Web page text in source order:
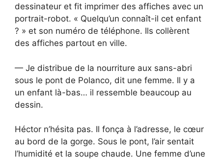
dessinateur et fit imprimer des affiches avec un
portrait-robot. « Quelqu’un connaît-il cet enfant
? » et son numéro de téléphone. Ils collèrent
des affiches partout en ville.
— Je distribue de la nourriture aux sans-abri
sous le pont de Polanco, dit une femme. Il y a
un enfant là-bas… il ressemble beaucoup au
dessin.
Héctor n’hésita pas. Il fonça à l’adresse, le cœur
au bord de la gorge. Sous le pont, l’air sentait
l’humidité et la soupe chaude. Une femme d’une